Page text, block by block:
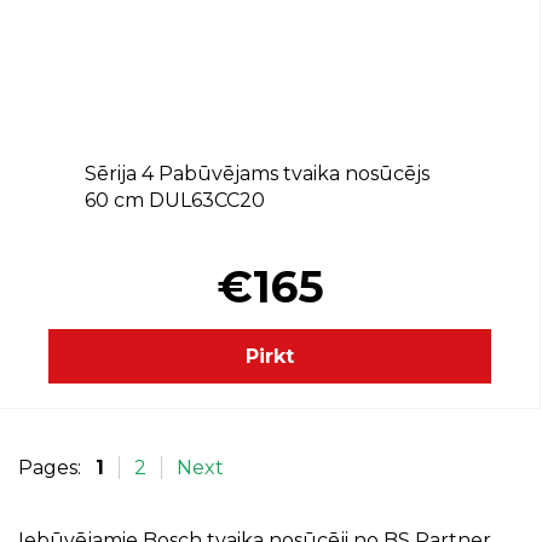
Sērija 4 Pabūvējams tvaika nosūcējs
60 cm DUL63CC20
€165
Pirkt
Pages: 1 2 Next